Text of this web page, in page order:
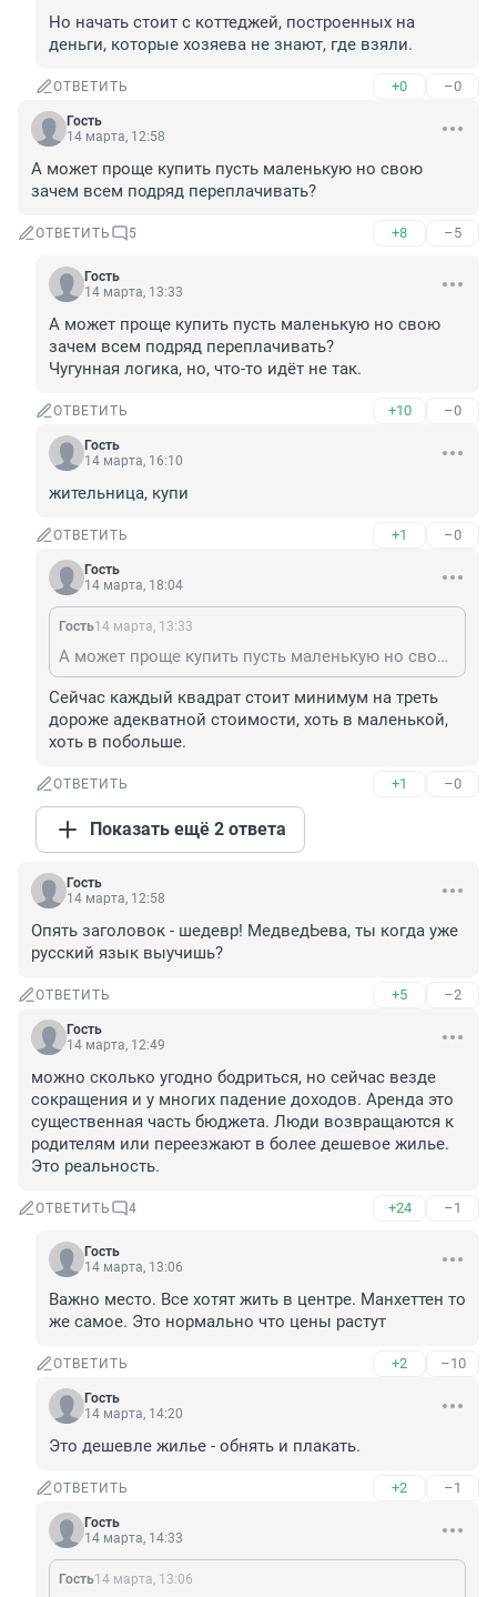
Но начать стоит с коттеджей, построенных на
деньги, которые хозяева не знают, где взяли.
ОТВЕТИТЬ +0 –0
Гость
14 марта, 12:58
А может проще купить пусть маленькую но свою
зачем всем подряд переплачивать?
ОТВЕТИТЬ 5 +8 –5
Гость
14 марта, 13:33
А может проще купить пусть маленькую но свою
зачем всем подряд переплачивать?
Чугунная логика, но, что-то идёт не так.
ОТВЕТИТЬ +10 –0
Гость
14 марта, 16:10
жительница, купи
ОТВЕТИТЬ +1 –0
Гость
14 марта, 18:04
Гость14 марта, 13:33
А может проще купить пусть маленькую но свою зачем всем подряд переплачивать? Чугунная логика, но, что-то идёт не так.
Сейчас каждый квадрат стоит минимум на треть
дороже адекватной стоимости, хоть в маленькой,
хоть в побольше.
ОТВЕТИТЬ +1 –0
Показать ещё 2 ответа
Гость
14 марта, 12:58
Опять заголовок - шедевр! МедведЬева, ты когда уже
русский язык выучишь?
ОТВЕТИТЬ +5 –2
Гость
14 марта, 12:49
можно сколько угодно бодриться, но сейчас везде
сокращения и у многих падение доходов. Аренда это
существенная часть бюджета. Люди возвращаются к
родителям или переезжают в более дешевое жилье.
Это реальность.
ОТВЕТИТЬ 4 +24 –1
Гость
14 марта, 13:06
Важно место. Все хотят жить в центре. Манхеттен то
же самое. Это нормально что цены растут
ОТВЕТИТЬ +2 –10
Гость
14 марта, 14:20
Это дешевле жилье - обнять и плакать.
ОТВЕТИТЬ +2 –1
Гость
14 марта, 14:33
Гость14 марта, 13:06